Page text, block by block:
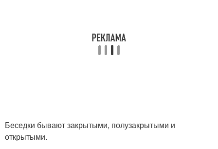
Беседки бывают закрытыми, полузакрытыми и
открытыми.